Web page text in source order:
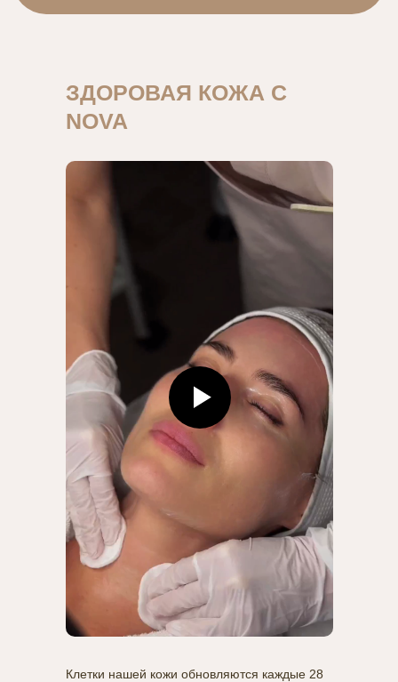
ЗДОРОВАЯ КОЖА С
NOVA
Клетки нашей кожи обновляются каждые 28